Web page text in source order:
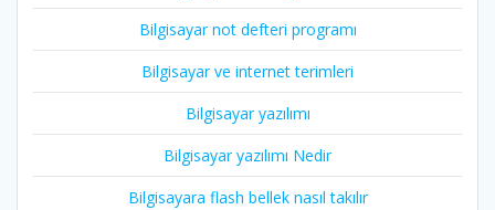
Bilgisayar not defteri programı
Bilgisayar ve internet terimleri
Bilgisayar yazılımı
Bilgisayar yazılımı Nedir
Bilgisayara flash bellek nasıl takılır